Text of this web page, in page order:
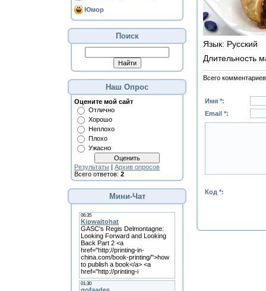
Юмор
Поиск
Наш Опрос
Оцените мой сайт
Отлично
Хорошо
Неплохо
Плохо
Ужасно
Результаты | Архив опросов
Всего ответов: 2
Мини-Чат
Язык: Русский
Длительность
Всего комментариев
Имя *:
Email *:
Код *: